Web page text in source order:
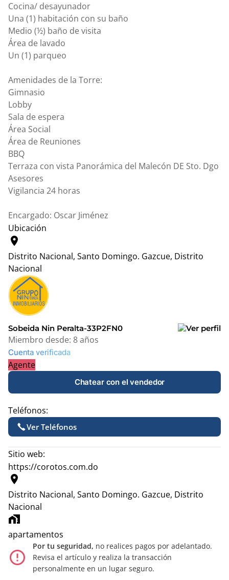
Cocina/ desayunador
Una (1) habitación con su baño
Medio (½) baño de visita
Área de lavado
Un (1) parqueo
Amenidades de la Torre:
Gimnasio
Lobby
Sala de espera
Área Social
Área de Reuniones
BBQ
Terraza con vista Panorámica del Malecón DE Sto. Dgo
Asesores
Vigilancia 24 horas
Encargado: Oscar Jiménez
Ubicación
location_on
Distrito Nacional, Santo Domingo. Gazcue, Distrito
Nacional
+
−
Sobeida Nin Peralta-33P2FN0
Miembro desde: 8 años
Cuenta verificada
Agente
Chatear con el vendedor
Teléfonos:
Ver Teléfonos
Sitio web:
https://corotos.com.do
location_on
Distrito Nacional, Santo Domingo. Gazcue, Distrito
Nacional
home_work
apartamentos
error_outline
Por tu seguridad, no realices pagos por adelantado.
Revisa el artículo y realiza la transacción
personalmente en un lugar seguro.